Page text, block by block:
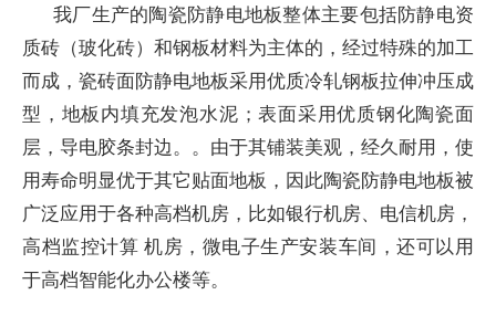
我厂生产的陶瓷防静电地板整体主要包括防静电资
质砖（玻化砖）和钢板材料为主体的，经过特殊的加工
而成，瓷砖面防静电地板采用优质冷轧钢板拉伸冲压成
型，地板内填充发泡水泥；表面采用优质钢化陶瓷面
层，导电胶条封边。。由于其铺装美观，经久耐用，使
用寿命明显优于其它贴面地板，因此陶瓷防静电地板被
广泛应用于各种高档机房，比如银行机房、电信机房，
高档监控计算 机房，微电子生产安装车间，还可以用
于高档智能化办公楼等。